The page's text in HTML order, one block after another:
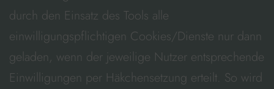
durch den Einsatz des Tools alle
einwilligungspflichtigen Cookies/Dienste nur dann
geladen, wenn der jeweilige Nutzer entsprechende
Einwilligungen per Häkchensetzung erteilt. So wird